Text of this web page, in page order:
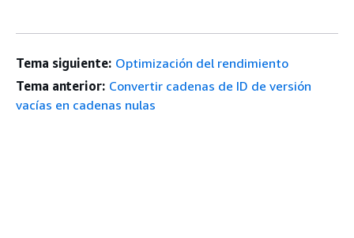
Tema siguiente: Optimización del rendimiento
Tema anterior: Convertir cadenas de ID de versión
vacías en cadenas nulas